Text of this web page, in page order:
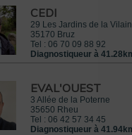
CEDI
29 Les Jardins de la
35170 Bruz
Tel : 06 70 09 88 92
Diagnostiqueur à
EVAL'OUEST
3 Allée de la Poterne
35650 Rheu
Tel : 06 42 57 34 45
Diagnostiqueur à